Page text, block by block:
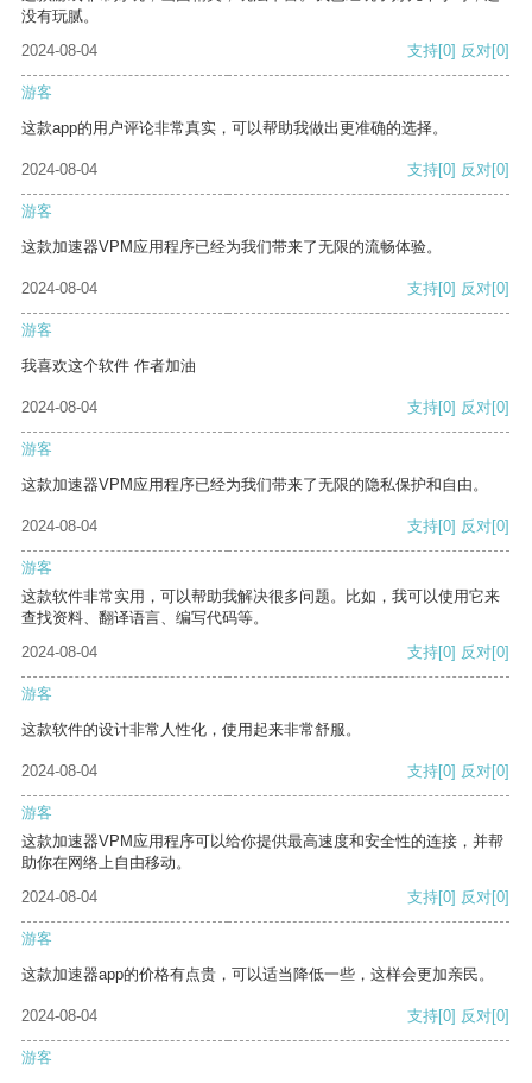
没有玩腻。
2024-08-04
支持[0] 反对[0]
游客
这款app的用户评论非常真实，可以帮助我做出更准确的选择。
2024-08-04 支持[0] 反对[0]
游客
这款加速器VPM应用程序已经为我们带来了无限的流畅体验。
2024-08-04 支持[0] 反对[0]
游客
我喜欢这个软件 作者加油
2024-08-04 支持[0] 反对[0]
游客
这款加速器VPM应用程序已经为我们带来了无限的隐私保护和自由。
2024-08-04 支持[0] 反对[0]
游客
这款软件非常实用，可以帮助我解决很多问题。比如，我可以使用它来
查找资料、翻译语言、编写代码等。
2024-08-04
支持[0] 反对[0]
游客
这款软件的设计非常人性化，使用起来非常舒服。
2024-08-04 支持[0] 反对[0]
游客
这款加速器VPM应用程序可以给你提供最高速度和安全性的连接，并帮
助你在网络上自由移动。
2024-08-04
支持[0] 反对[0]
游客
这款加速器app的价格有点贵，可以适当降低一些，这样会更加亲民。
2024-08-04 支持[0] 反对[0]
游客